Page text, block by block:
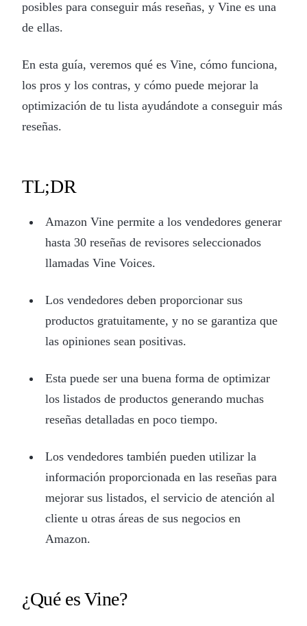
posibles para conseguir más reseñas, y Vine es una
de ellas.
En esta guía, veremos qué es Vine, cómo funciona,
los pros y los contras, y cómo puede mejorar la
optimización de tu lista ayudándote a conseguir más
reseñas.
TL;DR
Amazon Vine permite a los vendedores generar
hasta 30 reseñas de revisores seleccionados
llamadas Vine Voices.
Los vendedores deben proporcionar sus
productos gratuitamente, y no se garantiza que
las opiniones sean positivas.
Esta puede ser una buena forma de optimizar
los listados de productos generando muchas
reseñas detalladas en poco tiempo.
Los vendedores también pueden utilizar la
información proporcionada en las reseñas para
mejorar sus listados, el servicio de atención al
cliente u otras áreas de sus negocios en
Amazon.
¿Qué es Vine?